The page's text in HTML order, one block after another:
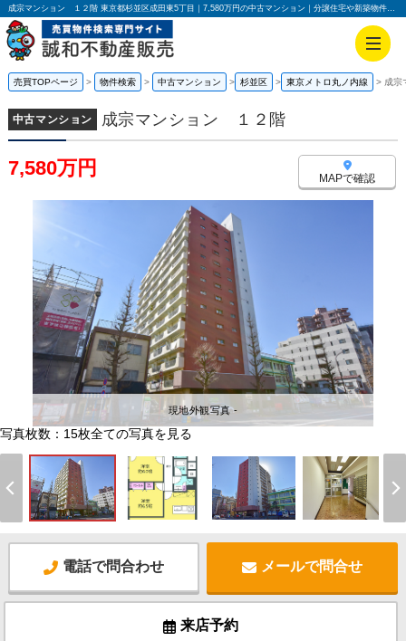
成宗マンション １２階 東京都杉並区成田東5丁目｜7,580万円の中古マンション｜分譲住宅や新築物件｜誠和不動産販売株式会社
売買TOPページ 物件検索 中古マンション 杉並区 東京メトロ丸ノ内線 成宗
中古マンション 成宗マンション １２階
7,580万円 MAPで確認
現地外観写真 -
写真枚数：15枚全ての写真を見る
電話で問合わせ メールで問合せ
来店予約